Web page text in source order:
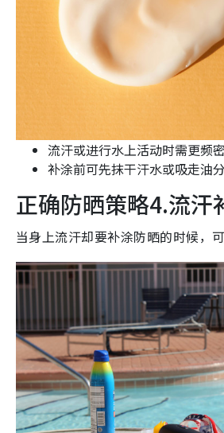
流汗或进行水上活动时需更频
补涂前可先抹干汗水或吸走油分
正确防晒策略4.流汗
当身上流汗却要补涂防晒的时候，